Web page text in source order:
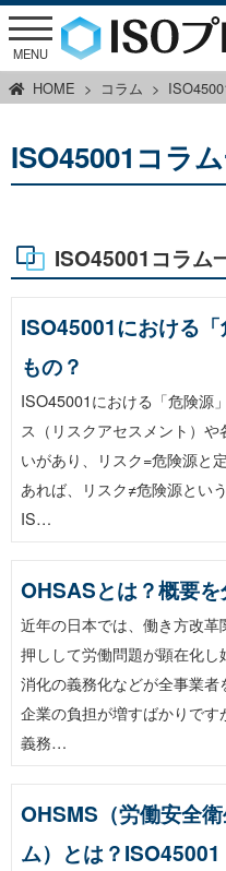
MENU
HOME コラム
ISO45001コラ
ISO45001コラム
ISO45001における
もの？
ISO45001における「危険源
ス（リスクアセスメント）
いがあり、リスク=危険源と
あれば、リスク≠危険源とい
IS…
OHSASとは？概要
近年の日本では、働き方改
押しして労働問題が顕在化
消化の義務化などが全事業者
企業の負担が増すばかりで
義務…
OHSMS（労働安全
ム）とは？